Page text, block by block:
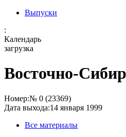
Выпуски
:
Календарь
загрузка
Восточно-
Номер:№ 0 (23369)
Дата выхода:14 января 1999
Все материалы